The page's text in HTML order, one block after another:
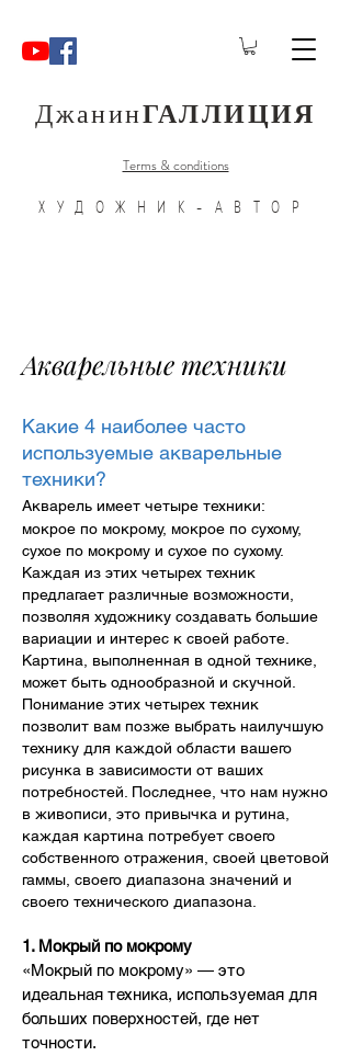
ДжанинГАЛЛИЦИЯ
ХУДОЖНИК-АВТОР
Terms & conditions
Акварельные техники
Какие 4 наиболее часто
используемые акварельные
техники?
Акварель имеет четыре техники:
мокрое по мокрому, мокрое по сухому,
сухое по мокрому и сухое по сухому.
Каждая из этих четырех техник
предлагает различные возможности,
позволяя художнику создавать большие
вариации и интерес к своей работе.
Картина, выполненная в одной технике,
может быть однообразной и скучной.
Понимание этих четырех техник
позволит вам позже выбрать наилучшую
технику для каждой области вашего
рисунка в зависимости от ваших
потребностей. Последнее, что нам нужно
в живописи, это привычка и рутина,
каждая картина потребует своего
собственного отражения, своей цветовой
гаммы, своего диапазона значений и
своего технического диапазона.
1. Мокрый по мокрому
«Мокрый по мокрому» — это
идеальная техника, используемая для
больших поверхностей, где нет
точности.